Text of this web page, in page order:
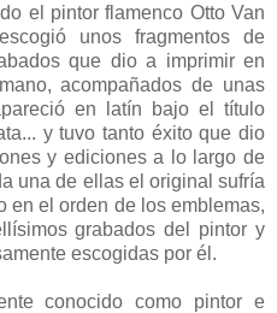
el pintor flamenco Otto Van
unos fragmentos de
que dio a imprimir en
acompañados de unas
en latín bajo el título
y tuvo tanto éxito que dio
y ediciones a lo largo de
una de ellas el original sufría
en el orden de los emblemas,
grabados del pintor y
escogidas por él.
conocido como pintor e